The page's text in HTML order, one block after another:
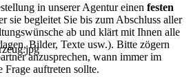
in unserer Agentur einen festen
sie begleitet Sie bis zum Abschluss aller
ab und klärt mit Ihnen alle
Bilder, Texte usw.). Bitte zögern
anzusprechen, wann immer im
Frage auftreten sollte.